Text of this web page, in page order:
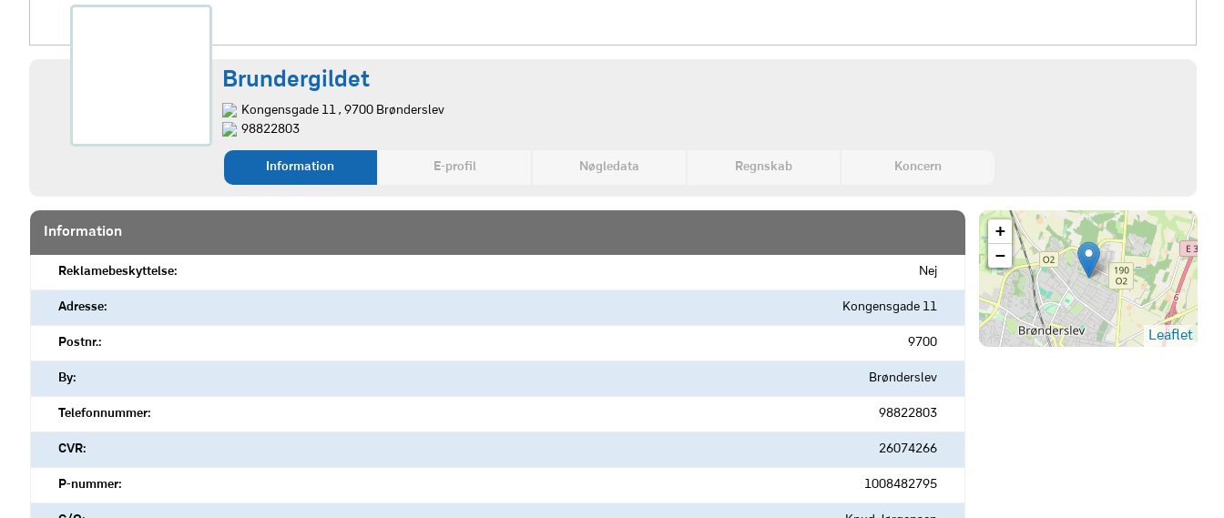
Brundergildet
Kongensgade 11 , 9700 Brønderslev
98822803
Information E-profil Nøgledata Regnskab Koncern
Information
Reklamebeskyttelse: Nej
Adresse: Kongensgade 11
Postnr.: 9700
By: Brønderslev
Telefonnummer: 98822803
CVR: 26074266
P-nummer: 1008482795
+
−
Leaflet